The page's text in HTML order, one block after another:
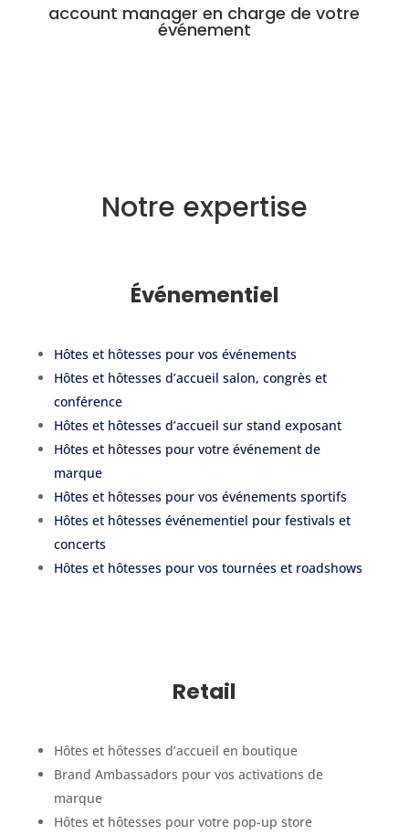
account manager en charge de votre
événement
Notre expertise
Événementiel
Hôtes et hôtesses pour vos événements
Hôtes et hôtesses d’accueil salon, congrès et
conférence
Hôtes et hôtesses d’accueil sur stand exposant
Hôtes et hôtesses pour votre événement de
marque
Hôtes et hôtesses pour vos événements sportifs
Hôtes et hôtesses événementiel pour festivals et
concerts
Hôtes et hôtesses pour vos tournées et roadshows
Retail
Hôtes et hôtesses d’accueil en boutique
Brand Ambassadors pour vos activations de
marque
Hôtes et hôtesses pour votre pop-up store